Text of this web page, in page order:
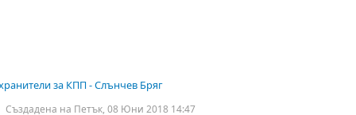
за КПП - Слънчев Бряг
Създадена на Петък, 08 Юни 2018 14:47